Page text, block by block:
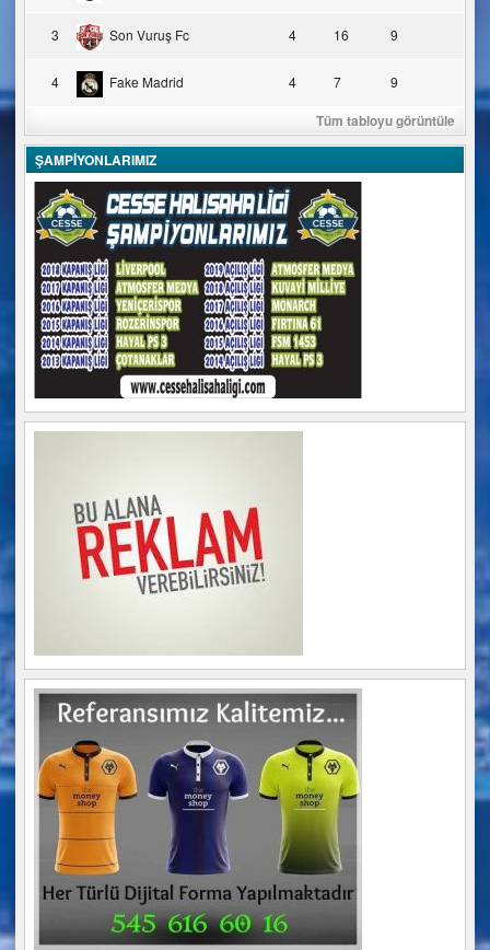
3 Son Vuruş Fc 4 16 9
4 Fake Madrid 4 7 9
Tüm tabloyu görüntüle
ŞAMPİYONLARIMIZ